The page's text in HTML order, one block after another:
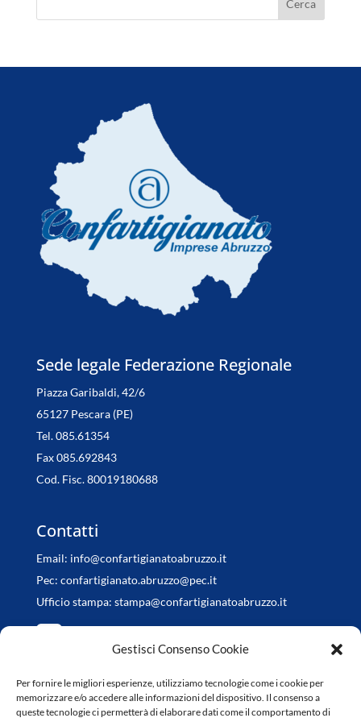
Gestisci Consenso Cookie
Per fornire le migliori esperienze, utilizziamo tecnologie come i cookie per
memorizzare e/o accedere alle informazioni del dispositivo. Il consenso a
queste tecnologie ci permetterà di elaborare dati come il comportamento di
Sede legale Federazione Regionale
Piazza Garibaldi, 42/6
65127 Pescara (PE)
Tel. 085.61354
Fax 085.692843
Cod. Fisc. 80019180688
Contatti
Email: info@confartigianatoabruzzo.it
Pec: confartigianato.abruzzo@pec.it
Ufficio stampa: stampa@confartigianatoabruzzo.it
Orari di apertura